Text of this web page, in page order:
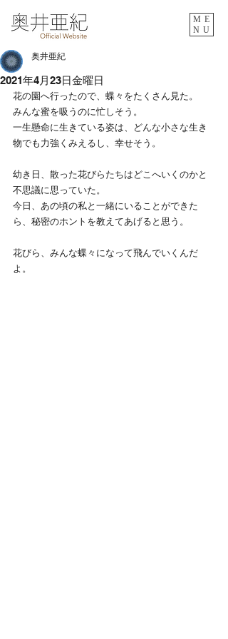
ME
NU
2021年4月23日金曜日
奥井亜紀
花の園へ行ったので、蝶々をたくさん見た。
みんな蜜を吸うのに忙しそう。
一生懸命に生きている姿は、どんな小さな生き
物でも力強くみえるし、幸せそう。
幼き日、散った花びらたちはどこへいくのかと
不思議に思っていた。
今日、あの頃の私と一緒にいることができた
ら、秘密のホントを教えてあげると思う。
花びら、みんな蝶々になって飛んでいくんだ
よ。